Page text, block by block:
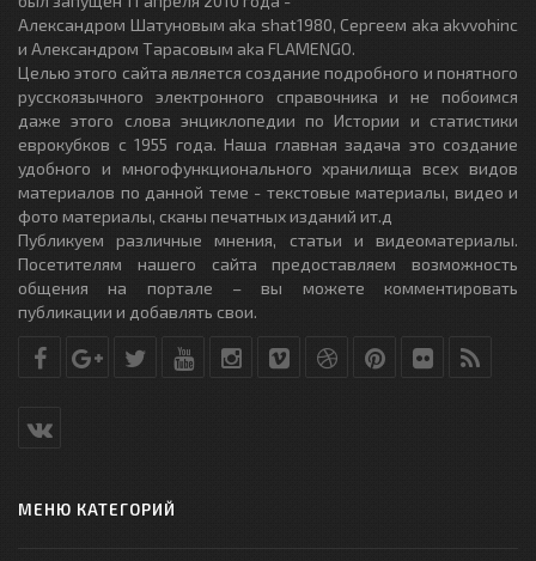
Александром Шатуновым aka shat1980, Сергеем aka akvvohinc
и Александром Тарасовым aka FLAMENGO.
Целью этого сайта является создание подробного и понятного
русскоязычного электронного справочника и не побоимся
даже этого слова энциклопедии по Истории и статистики
еврокубков с 1955 года. Наша главная задача это создание
удобного и многофункционального хранилища всех видов
материалов по данной теме - текстовые материалы, видео и
фото материалы, сканы печатных изданий ит.д
Публикуем различные мнения, статьи и видеоматериалы.
Посетителям нашего сайта предоставляем возможность
общения на портале – вы можете комментировать
публикации и добавлять свои.
МЕНЮ КАТЕГОРИЙ